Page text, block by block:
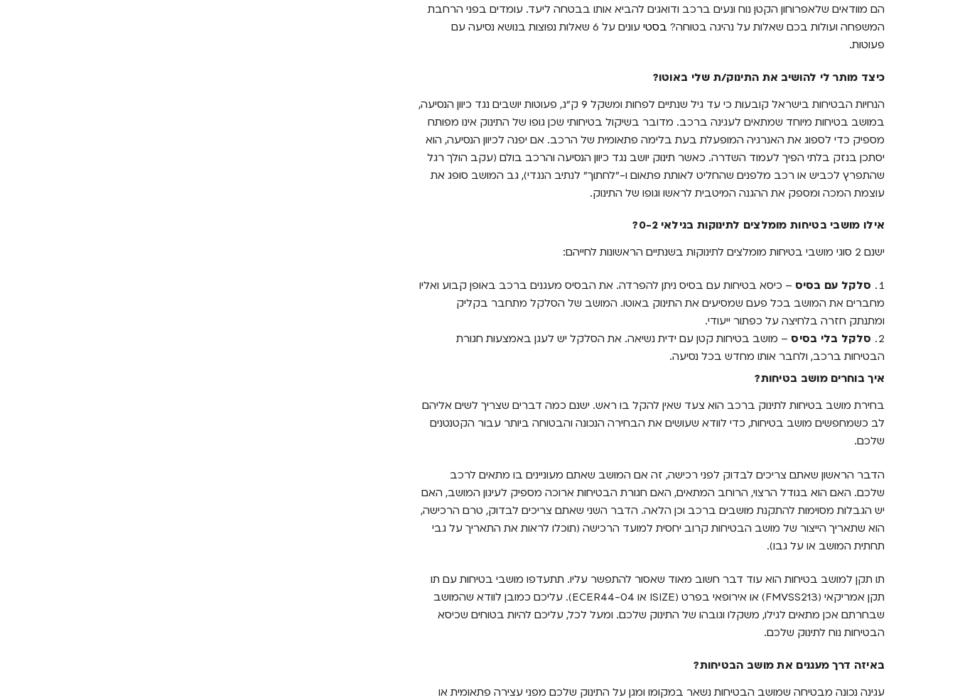
הם מוודאים שלאפרוחון הקטן נוח ונעים ברכב ודואגים להביא אותו בבטחה ליעד. עומדים בפני הרחבת
המשפחה ועולות בכם שאלות על נהיגה בטוחה? בסטי
עונים על 6 שאלות נפוצות בנושא נסיעה עם
פעוטות.
כיצד מותר לי להושיב את התינוק/ת שלי באוטו?
הנחיות הבטיחות בישראל קובעות כי עד גיל שנתיים לפחות ומשקל 9 ק"ג, פעוטות יושבים נגד כיוון הנסיעה,
במושב בטיחות מיוחד שמתאים לעגינה ברכב. מדובר בשיקול בטיחותי שכן גופו של התינוק אינו מפותח
מספיק כדי לספוג את האנרגיה המופעלת בעת בלימה פתאומית של הרכב. אם יפנה לכיוון הנסיעה, הוא
יסתכן בנזק בלתי הפיך לעמוד השדרה. כאשר תינוק יושב נגד כיוון הנסיעה והרכב בולם (עקב הולך רגל
שהתפרץ לכביש או רכב מלפנים שהחליט לאותת פתאום ו-"לחתוך" לנתיב הנגדי), גב המושב סופג את
עוצמת המכה ומספק את ההגנה המיטבית לראשו וגופו של התינוק.
אילו מושבי בטיחות מומלצים לתינוקות בגילאי 0-2?
ישנם 2 סוגי מושבי בטיחות מומלצים לתינוקות בשנתיים הראשונות לחייהם:
סלקל עם בסיס – כיסא בטיחות עם בסיס ניתן להפרדה. את הבסיס מעגנים ברכב באופן קבוע ואליו
מחברים את המושב בכל פעם שמסיעים את התינוק באוטו. המושב של הסלקל מתחבר בקליק
ומתנתק חזרה בלחיצה על כפתור ייעודי.
סלקל בלי בסיס – מושב בטיחות קטן עם ידית נשיאה. את הסלקל יש לעגן באמצעות חגורת
הבטיחות ברכב, ולחבר אותו מחדש בכל נסיעה.
איך בוחרים מושב בטיחות?
בחירת מושב בטיחות לתינוק ברכב הוא צעד שאין להקל בו ראש. ישנם כמה דברים שצריך לשים אליהם
לב כשמחפשים מושב בטיחות, כדי לוודא שעושים את הבחירה הנכונה והבטוחה ביותר עבור הקטנטנים
שלכם.
הדבר הראשון שאתם צריכים לבדוק לפני רכישה, זה אם המושב שאתם מעוניינים בו מתאים לרכב
שלכם. האם הוא בגודל הרצוי, הרוחב המתאים, האם חגורת הבטיחות ארוכה מספיק לעיגון המושב, האם
יש הגבלות מסוימות להתקנת מושבים ברכב וכן הלאה. הדבר השני שאתם צריכים לבדוק, טרם הרכישה,
הוא שתאריך הייצור של מושב הבטיחות קרוב יחסית למועד הרכישה (תוכלו לראות את התאריך על גבי
תחתית המושב או על גבו).
תו תקן למושב בטיחות הוא עוד דבר חשוב מאוד שאסור להתפשר עליו. תתעדפו מושבי בטיחות עם תו
תקן אמריקאי (FMVSS213) או אירופאי בפרט (ISIZE או ECER44-04)
. עליכם כמובן לוודא שהמושב
שבחרתם אכן מתאים לגילו, משקלו וגובהו של התינוק שלכם. ומעל לכל, עליכם להיות בטוחים שכיסא
הבטיחות נוח לתינוק שלכם.
באיזה דרך מעגנים את מושב הבטיחות?
עגינה נכונה מבטיחה שמושב הבטיחות נשאר במקומו ומגן על התינוק שלכם מפני עצירה פתאומית או